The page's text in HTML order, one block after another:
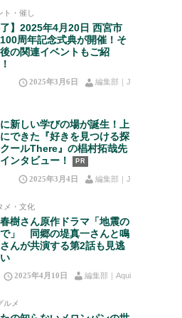
ト・催し
了】2025年4月20日 西宮市
周年記念式典が開催！そ
の関連イベントもご紹
2025年3月6日 編集部｜J
新しい学びの場が誕生！上
できた『好きを見つける探
ールThere』の椙村拓哉先
ンタビュー！
PR
2025年3月4日 編集部｜J
メ・文化
樹さん原作ドラマ「地震の
」 同郷の堤真一さんと鳴
んが共演する第2話も見逃
2025年4月10日 編集部｜Aqui
ルメ